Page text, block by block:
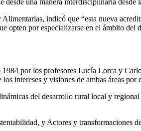
una manera interdisciplinaria desde
indicó que “esta nueva
opten por especializarse en el ámbito
por los profesores Lucía Lorca y
intereses y visiones de ambas áreas por
del desarrollo rural local y
y Actores y transformaciones